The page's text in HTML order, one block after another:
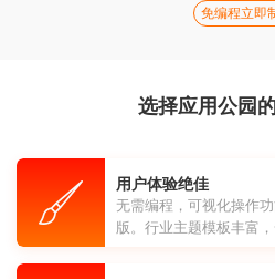
免编程立即
选择应用公园
用户体验绝佳
无需编程，可视化操作
版。行业主题模板丰富